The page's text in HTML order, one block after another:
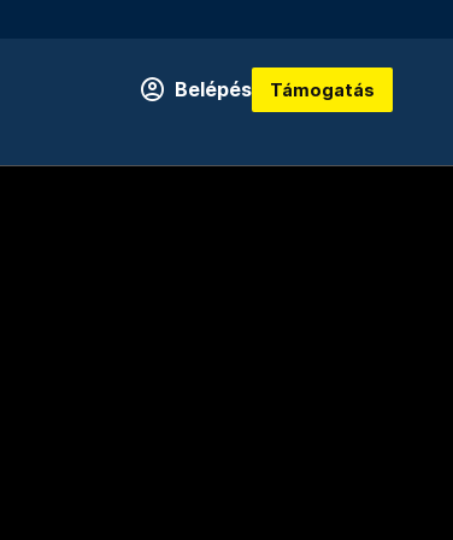
Belépés Támogatás